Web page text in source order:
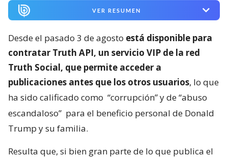
VER RESUMEN
Desde el pasado 3 de agosto está disponible para
contratar Truth API, un servicio VIP de la red
Truth Social, que permite acceder a
publicaciones antes que los otros usuarios, lo que
ha sido calificado como “corrupción” y de “abuso
escandaloso” para el beneficio personal de Donald
Trump y su familia.
Resulta que, si bien gran parte de lo que publica el